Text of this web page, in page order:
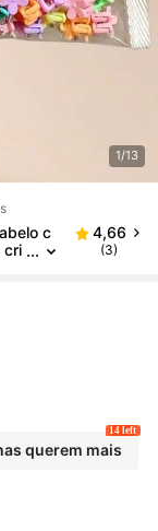
1/13
c
cri
prese
4,66
(3)
querem mais
14 left